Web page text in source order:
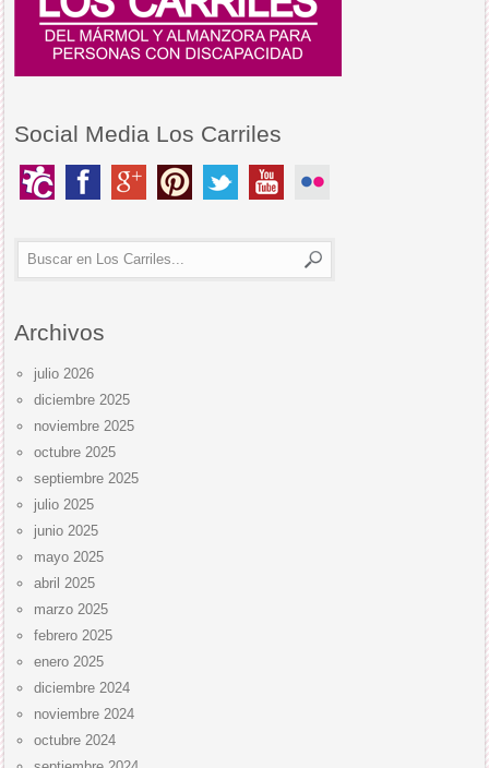
Social Media Los Carriles
Archivos
julio 2026
diciembre 2025
noviembre 2025
octubre 2025
septiembre 2025
julio 2025
junio 2025
mayo 2025
abril 2025
marzo 2025
febrero 2025
enero 2025
diciembre 2024
noviembre 2024
octubre 2024